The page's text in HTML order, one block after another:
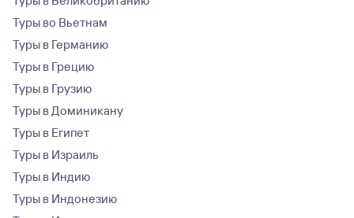
Туры во Вьетнам
Туры в Германию
Туры в Грецию
Туры в Грузию
Туры в Доминикану
Туры в Египет
Туры в Израиль
Туры в Индию
Туры в Индонезию